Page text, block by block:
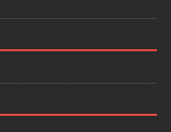
メーカー ｜ 幅広くマルチに活躍する人